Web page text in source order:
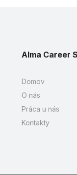
Alma Career
Domov
O nás
Práca u nás
Kontakty